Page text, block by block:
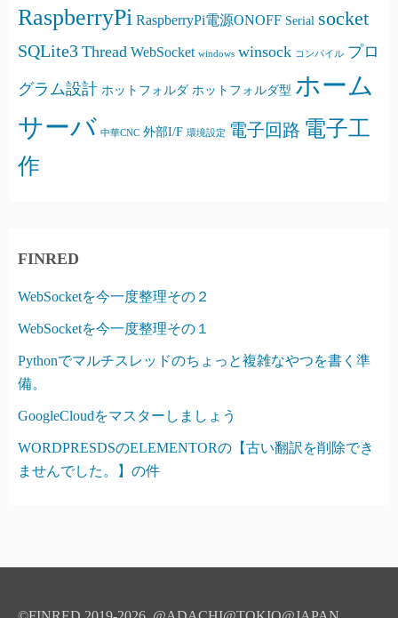
RaspberryPi RaspberryPi電源ONOFF Serial socket
SQLite3 Thread WebSocket windows winsock コンパイル プロ
グラム設計 ホットフォルダ ホットフォルダ型 ホーム
サーバ 中華CNC 外部I/F 環境設定 電子回路 電子工
作
FINRED
WebSocketを今一度整理その２
WebSocketを今一度整理その１
Pythonでマルチスレッドのちょっと複雑なやつを書く準
備。
GoogleCloudをマスターしましょう
WORDPRESDSのELEMENTORの【古い翻訳を削除でき
ませんでした。】の件